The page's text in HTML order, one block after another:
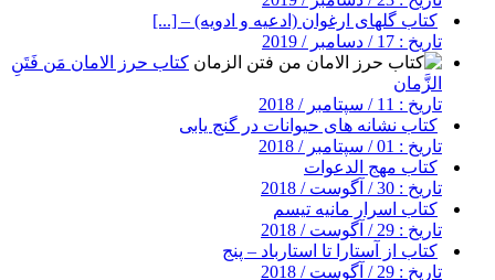
کتاب گلهای ارغوان (ادعیه و ادویه) – [...]
تاریخ : 17 / دسامبر / 2019
کتاب حرز الامان مَن فَتَنِ
الزَّمان
تاریخ : 11 / سپتامبر / 2018
کتاب نشانه های حیوانات در گنج یابی
تاریخ : 01 / سپتامبر / 2018
کتاب مهج الدعوات
تاریخ : 30 / آگوست / 2018
کتاب اسرار مانیه تیسم
تاریخ : 29 / آگوست / 2018
کتاب از آستارا تا استارباد – پنج
تاریخ : 29 / آگوست / 2018